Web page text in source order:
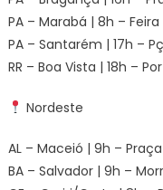
PA – Marabá | 8h –
PA – Santarém | 17h –
RR – Boa Vista | 18h –
Nordeste
AL – Maceió | 9h –
BA – Salvador | 9h –